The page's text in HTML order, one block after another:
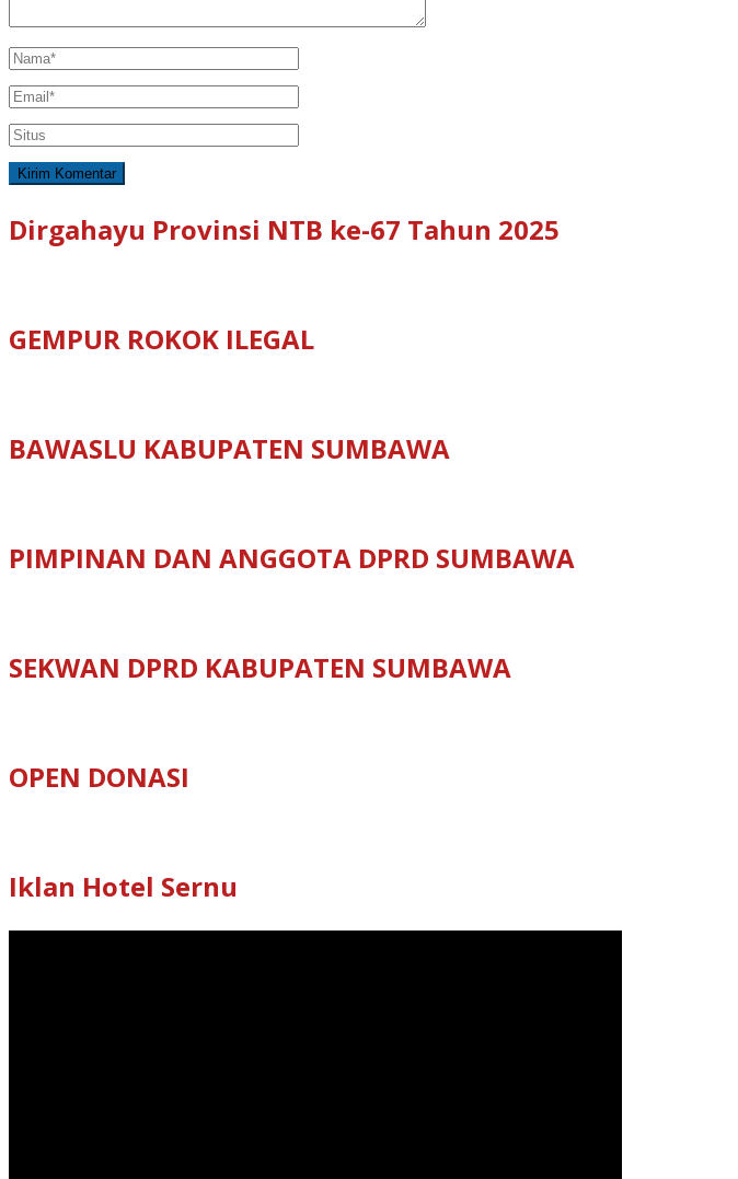
Dirgahayu Provinsi NTB ke-67 Tahun 2025
GEMPUR ROKOK ILEGAL
BAWASLU KABUPATEN SUMBAWA
PIMPINAN DAN ANGGOTA DPRD SUMBAWA
SEKWAN DPRD KABUPATEN SUMBAWA
OPEN DONASI
Iklan Hotel Sernu